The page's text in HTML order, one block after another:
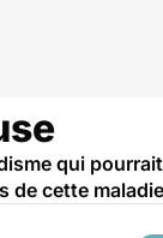
qui
de cette